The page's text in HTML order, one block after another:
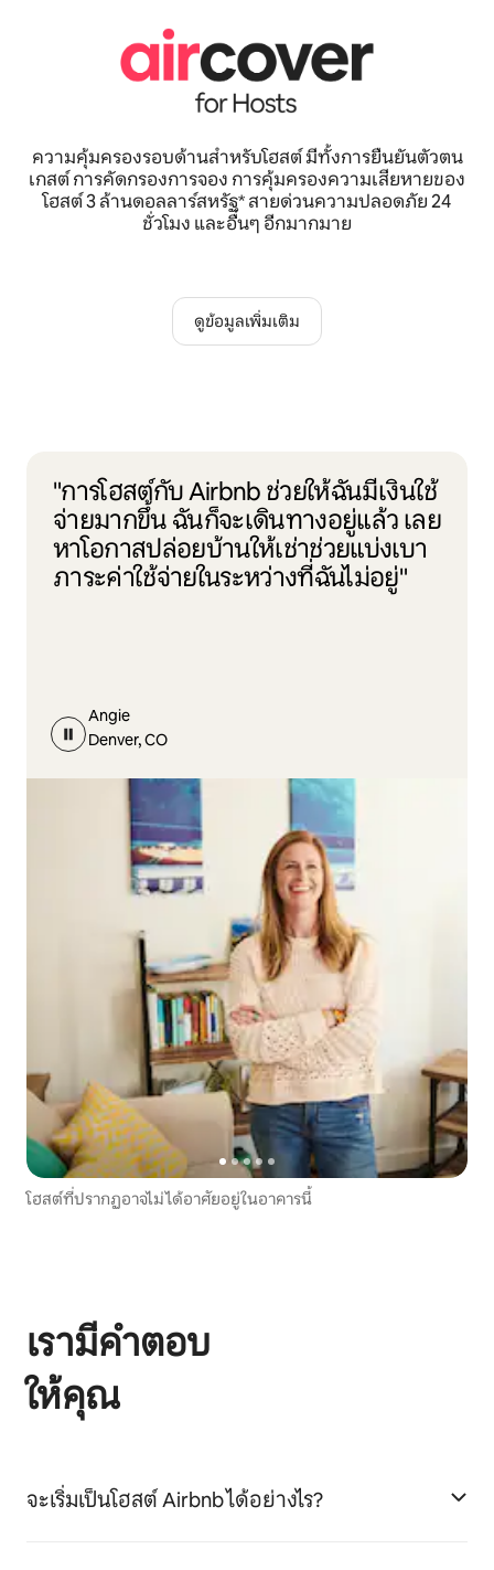
ความคุ้มครองรอบด้านสำหรับโฮสต์ มีทั้งการยืนยันตัวตน
เกสต์ การคัดกรองการจอง การคุ้มครองความเสียหายของ
โฮสต์ 3 ล้านดอลลาร์สหรัฐ* สายด่วนความปลอดภัย 24
ชั่วโมง และอื่นๆ อีกมากมาย
ดูข้อมูลเพิ่มเติม
"การโฮสต์กับ Airbnb ช่วยให้ฉันมีเงินใช้
จ่ายมากขึ้น ฉันก็จะเดินทางอยู่แล้ว เลย
หาโอกาสปล่อยบ้านให้เช่าช่วยแบ่งเบา
ภาระค่าใช้จ่ายในระหว่างที่ฉันไม่อยู่"
Angie
Denver, CO
โฮสต์ที่ปรากฏอาจไม่ได้อาศัยอยู่ในอาคารนี้
เรามีคำตอบ
ให้คุณ
จะเริ่มเป็นโฮสต์ Airbnb ได้อย่างไร?